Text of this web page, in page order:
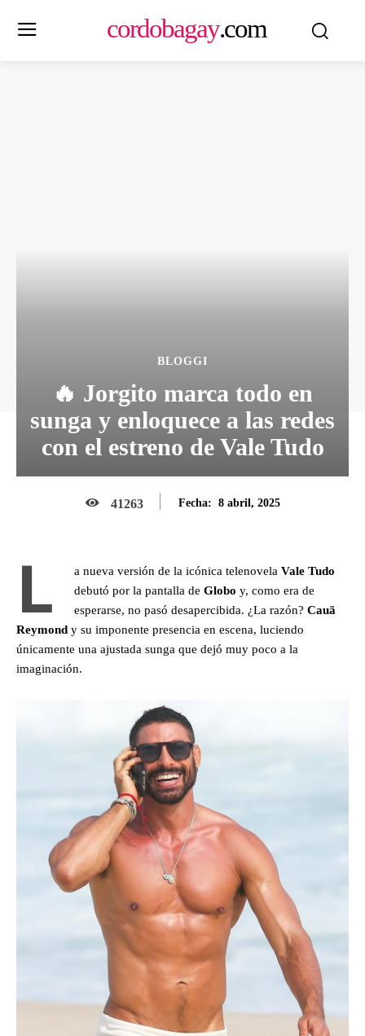
cordobagay.com
BLOGGI
🔥 Jorgito marca todo en
sunga y enloquece a las redes
con el estreno de Vale Tudo
41263 Fecha: 8 abril, 2025
L a nueva versión de la icónica telenovela Vale Tudo
debutó por la pantalla de Globo y, como era de
esperarse, no pasó desapercibida. ¿La razón? Cauã
Reymond y su imponente presencia en escena, luciendo
únicamente una ajustada sunga que dejó muy poco a la
imaginación.